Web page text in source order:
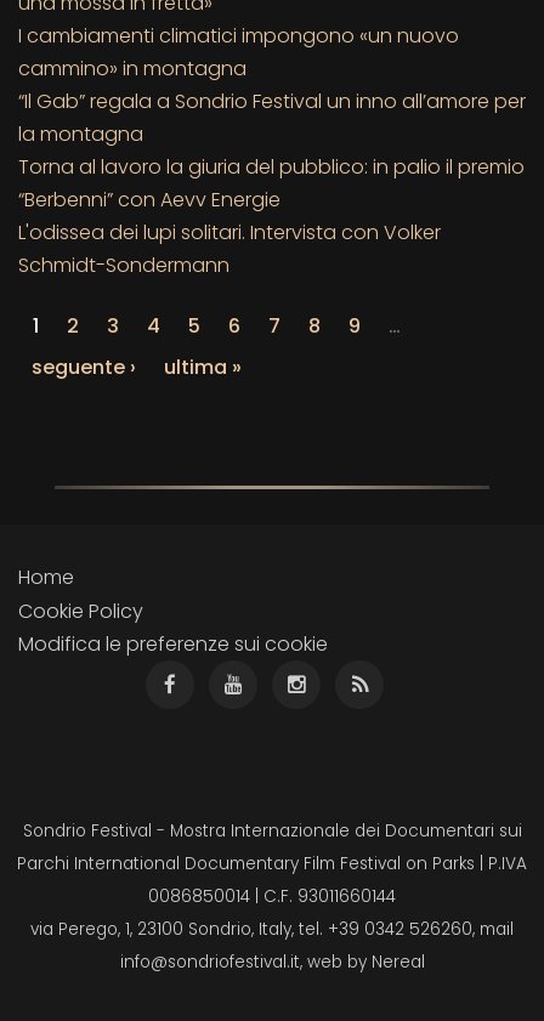
I cambiamenti climatici impongono «un nuovo
cammino» in montagna
“Il Gab” regala a Sondrio Festival un inno all’amore per
la montagna
Torna al lavoro la giuria del pubblico: in palio il premio
“Berbenni” con Aevv Energie
L'odissea dei lupi solitari. Intervista con Volker
Schmidt-Sondermann
1 2 3 4 5 6 7 8 9
…
seguente ›
ultima »
Home
Cookie Policy
Modifica le preferenze sui cookie
Sondrio Festival - Mostra Internazionale dei Documentari sui
Parchi International Documentary Film Festival on Parks | P.IVA
0086850014 | C.F. 93011660144
via Perego, 1, 23100 Sondrio, Italy, tel. +39 0342 526260, mail
info@sondriofestival.it, web by Nereal